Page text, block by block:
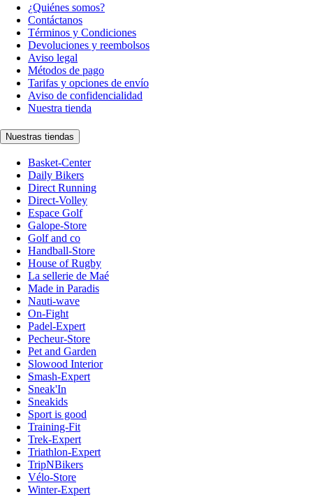
¿Quiénes somos?
Contáctanos
Términos y Condiciones
Devoluciones y reembolsos
Aviso legal
Métodos de pago
Tarifas y opciones de envío
Aviso de confidencialidad
Nuestra tienda
Nuestras tiendas
Basket-Center
Daily Bikers
Direct Running
Direct-Volley
Espace Golf
Galope-Store
Golf and co
Handball-Store
House of Rugby
La sellerie de Maé
Made in Paradis
Nauti-wave
On-Fight
Padel-Expert
Pecheur-Store
Pet and Garden
Slowood Interior
Smash-Expert
Sneak'In
Sneakids
Sport is good
Training-Fit
Trek-Expert
Triathlon-Expert
TripNBikers
Vélo-Store
Winter-Expert